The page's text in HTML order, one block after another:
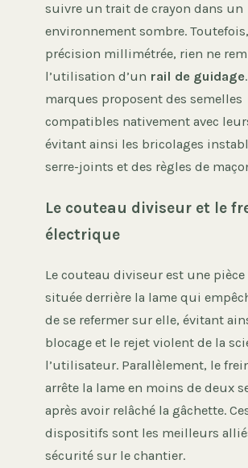
suivre un trait de crayon dans un
environnement sombre.
précision millimétrée, rien ne
l’utilisation d’un rail de guidage
marques proposent des semelles
compatibles nativement avec
évitant ainsi les bricolages
serre-joints et des règles de
Le couteau diviseur et le
électrique
Le couteau diviseur est une
située derrière la lame qui
de se refermer sur elle, évitant
blocage et le rejet violent de la
l’utilisateur. Parallèlement, le
arrête la lame en moins de deux
après avoir relâché la gâchette.
dispositifs sont les meilleurs
sécurité sur le chantier.